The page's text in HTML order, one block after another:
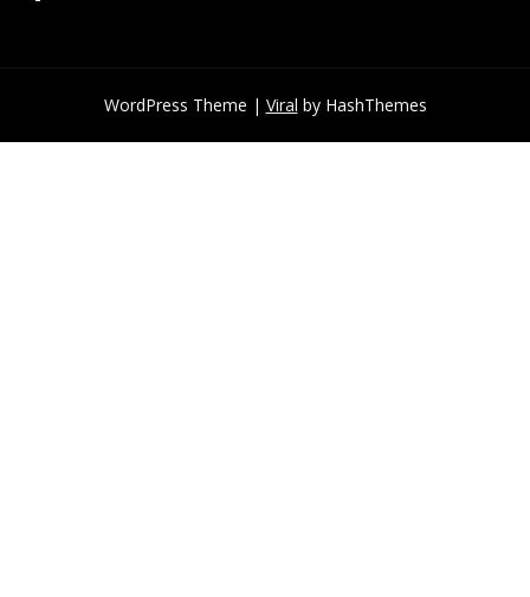
WordPress Theme | Viral by HashThemes